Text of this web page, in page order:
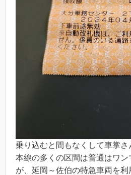
乗り込むと間もなくして車掌
本線の多くの区間は普通はワ
が、延岡～佐伯の特急車両を